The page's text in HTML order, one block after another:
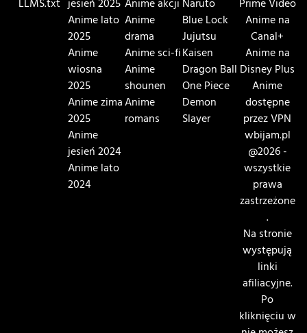
LLMS.txt jesień 2025
Anime lato
2025
Anime
wiosna
2025
Anime zima
2025
Anime
jesień 2024
Anime lato
2024
Anime akcji
Anime
drama
Anime sci-fi
Anime
shounen
Anime
romans
Naruto
Blue Lock
Jujutsu
Kaisen
Dragon Ball
One Piece
Demon
Slayer
Prime Video
Anime na
Canal+
Anime na
Disney Plus
Anime
dostępne
przez VPN
wbijam.pl
@2026 -
wszystkie
prawa
zastrzeżone
.
Na stronie
występują
linki
afiliacyjne.
Po
kliknięciu w